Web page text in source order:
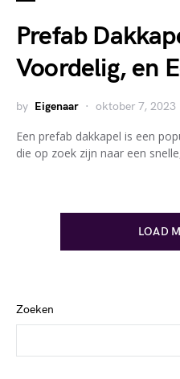
Prefab
Voordelig, en
by Eigenaar oktober 7, 2023
Een prefab dakkapel is een
die op zoek zijn naar een
LOAD
Zoeken